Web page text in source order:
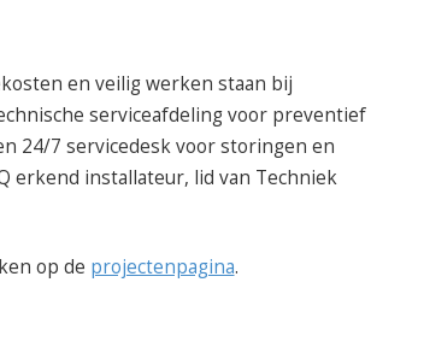
en veilig werken staan bij
serviceafdeling voor preventief
24/7 servicedesk voor storingen en
erkend installateur, lid van Techniek
op de projectenpagina.